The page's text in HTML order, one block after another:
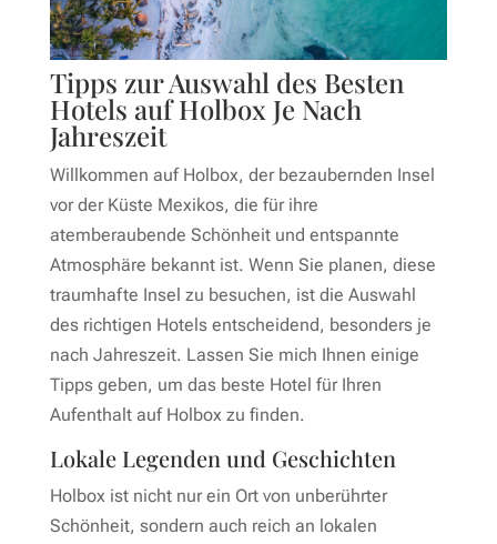
Tipps zur Auswahl des Besten
Hotels auf Holbox Je Nach
Jahreszeit
Willkommen auf Holbox, der bezaubernden Insel
vor der Küste Mexikos, die für ihre
atemberaubende Schönheit und entspannte
Atmosphäre bekannt ist. Wenn Sie planen, diese
traumhafte Insel zu besuchen, ist die Auswahl
des richtigen Hotels entscheidend, besonders je
nach Jahreszeit. Lassen Sie mich Ihnen einige
Tipps geben, um das beste Hotel für Ihren
Aufenthalt auf Holbox zu finden.
Lokale Legenden und Geschichten
Holbox ist nicht nur ein Ort von unberührter
Schönheit, sondern auch reich an lokalen